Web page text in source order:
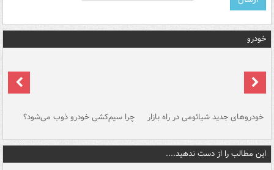
خودرو
خودروهای جدید شیائومی در راه بازار چرا سیم‌کشی خودرو ذوب می‌شود؟
این مطالب را از دست ندهید....